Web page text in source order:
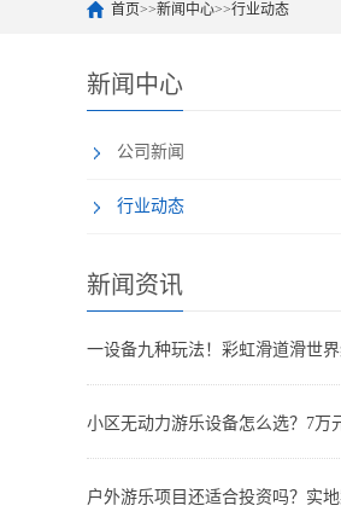
首页>>新闻中心>>行业动态
新闻中心
公司新闻
行业动态
新闻资讯